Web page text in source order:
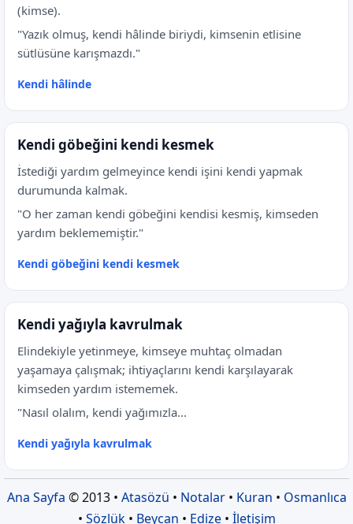
(kimse).
"Yazık olmuş, kendi hâlinde biriydi, kimsenin etlisine
sütlüsüne karışmazdı."
Kendi hâlinde
Kendi göbeğini kendi kesmek
İstediği yardım gelmeyince kendi işini kendi yapmak
durumunda kalmak.
"O her zaman kendi göbeğini kendisi kesmiş, kimseden
yardım beklememiştir."
Kendi göbeğini kendi kesmek
Kendi yağıyla kavrulmak
Elindekiyle yetinmeye, kimseye muhtaç olmadan
yaşamaya çalışmak; ihtiyaçlarını kendi karşılayarak
kimseden yardım istememek.
"Nasıl olalım, kendi yağımızla...
Kendi yağıyla kavrulmak
Ana Sayfa © 2013 • Atasözü • Notalar• Kuran • Osmanlıca
• Sözlük• Beycan • Edize• İletişim